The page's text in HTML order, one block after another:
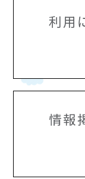
利用
情報